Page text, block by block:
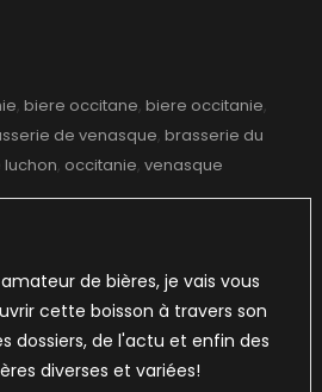
, biere occitane, biere occitanie,
de venasque, brasserie du
, occitanie, venasque
de bières, je vais vous
cette boisson à travers son
dossiers, de l'actu et enfin des
diverses et variées!